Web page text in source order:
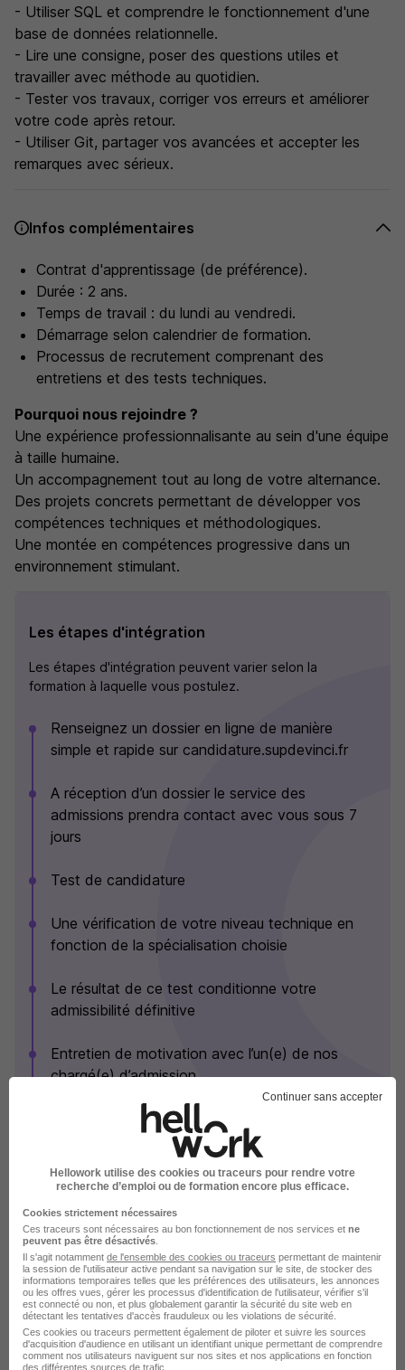
- Utiliser SQL et comprendre le fonctionnement d'une
base de données relationnelle.
- Lire une consigne, poser des questions utiles et
travailler avec méthode au quotidien.
- Tester vos travaux, corriger vos erreurs et améliorer
votre code après retour.
- Utiliser Git, partager vos avancées et accepter les
remarques avec sérieux.
Infos complémentaires
Contrat d'apprentissage (de préférence).
Durée : 2 ans.
Temps de travail : du lundi au vendredi.
Démarrage selon calendrier de formation.
Processus de recrutement comprenant des
entretiens et des tests techniques.
Pourquoi nous rejoindre ?
Une expérience professionnalisante au sein d'une équipe
à taille humaine.
Un accompagnement tout au long de votre alternance.
Des projets concrets permettant de développer vos
compétences techniques et méthodologiques.
Une montée en compétences progressive dans un
environnement stimulant.
Les étapes d'intégration
Les étapes d'intégration peuvent varier selon la
formation à laquelle vous postulez.
Renseignez un dossier en ligne de manière
simple et rapide sur candidature.supdevinci.fr
A réception d’un dossier le service des
admissions prendra contact avec vous sous 7
jours
Test de candidature
Une vérification de votre niveau technique en
fonction de la spécialisation choisie
Le résultat de ce test conditionne votre
admissibilité définitive
Entretien de motivation avec l’un(e) de nos
chargé(e) d’admission
Nous allons confirmer votre admissibilité en nous
assurant de l’adéquation du projet
Sup de Vinci en images
Continuer sans accepter
Hellowork utilise des cookies ou traceurs pour rendre votre
recherche d’emploi ou de formation encore plus efficace.
Cookies strictement nécessaires
Ces traceurs sont nécessaires au bon fonctionnement de nos services et ne
peuvent pas être désactivés
Il s'agit notamment de l'ensemble des cookies ou traceurs permettant de maintenir
la session de l'utilisateur active pendant sa navigation sur le site, de stocker des
informations temporaires telles que les préférences des utilisateurs, les annonces
ou les offres vues, gérer les processus d'identification de l'utilisateur, vérifier s'il
est connecté ou non, et plus globalement garantir la sécurité du site web en
détectant les tentatives d'accès frauduleux ou les violations de sécurité.
Ces cookies ou traceurs permettent également de piloter et suivre les sources
d'acquisition d'audience en utilisant un identifiant unique permettant de comprendre
comment nos utilisateurs naviguent sur nos sites et nos applications en fonction
des différentes sources de trafic.